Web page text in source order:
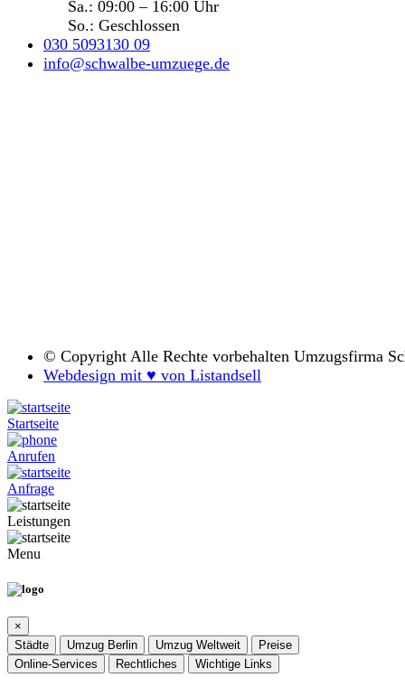
Sa.: 09:00 – 16:00 Uhr
So.: Geschlossen
030 5093130 09
info@schwalbe-umzuege.de
© Copyright Alle Rechte vorbehalten Umzugsfirma
Webdesign mit ♥ von Listandsell
Startseite
Anrufen
Anfrage
Leistungen
Menu
×
Städte
Umzug Berlin Umzug Weltweit
Preise
Online-Services
Rechtliches Wichtige Links